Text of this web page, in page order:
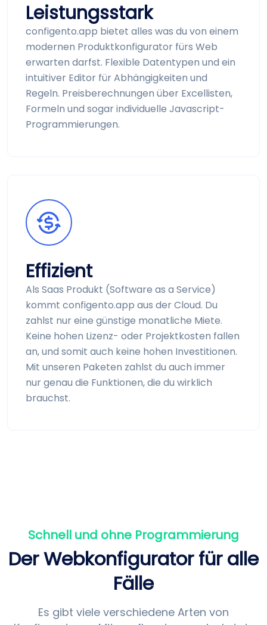
Leistungsstark
configento.app bietet alles was du von einem
modernen Produkt­konfigurator fürs Web
erwarten darfst. Flexible Datentypen und ein
intuitiver Editor für Abhängig­keiten und
Regeln. Preis­berechnungen über Excel­listen,
Formeln und sogar individuelle Javascript-
Programmierungen.
Effizient
Als Saas Produkt (Software as a Service)
kommt configento.app aus der Cloud. Du
zahlst nur eine günstige monatliche Miete.
Keine hohen Lizenz- oder Projekt­kosten fallen
an, und somit auch keine hohen Investitionen.
Mit unseren Paketen zahlst du auch immer
nur genau die Funktionen, die du wirklich
brauchst.
Schnell und ohne Programmierung
Der Web­konfigurator für alle
Fälle
Es gibt viele verschiedene Arten von